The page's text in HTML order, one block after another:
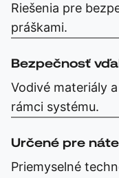
Riešenia pre
práškami.
Bezpečnosť
Vodivé materiály
rámci systému.
Určené pre
Priemyselné